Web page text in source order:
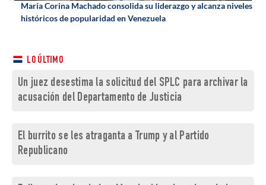
María Corina Machado consolida su liderazgo y alcanza niveles
históricos de popularidad en Venezuela
LO ÚLTIMO
Un juez desestima la solicitud del SPLC para archivar la
acusación del Departamento de Justicia
El burrito se les atraganta a Trump y al Partido
Republicano